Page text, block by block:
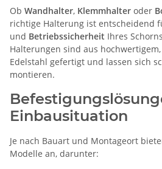
Ob Wandhalter, Klemmhalter oder
richtige Halterung ist entscheidend
und Betriebssicherheit Ihres
Halterungen sind aus
Edelstahl gefertigt und lassen sich
montieren.
Einbausituation
Je nach Bauart und Montageort
Modelle an, darunter: